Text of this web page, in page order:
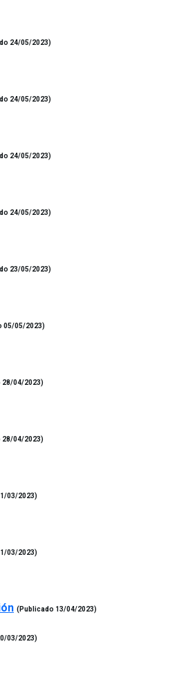
24/05/2023)
24/05/2023)
24/05/2023)
24/05/2023)
23/05/2023)
05/05/2023)
28/04/2023)
28/04/2023)
03/2023)
03/2023)
(Publicado 13/04/2023)
03/2023)